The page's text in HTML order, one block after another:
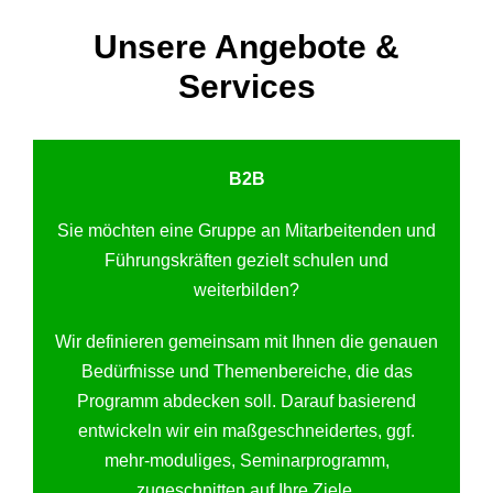
Unsere Angebote &
Services
B2B
Sie möchten eine Gruppe an Mitarbeitenden und
Führungskräften gezielt schulen und
weiterbilden?
Wir definieren gemeinsam mit Ihnen die genauen
Bedürfnisse und Themenbereiche, die das
Programm abdecken soll. Darauf basierend
entwickeln wir ein maßgeschneidertes, ggf.
mehr-moduliges, Seminarprogramm,